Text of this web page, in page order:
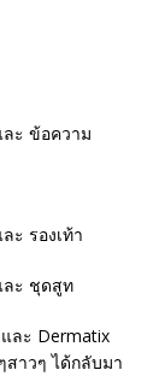
ละ Dermatix
าวๆ ได้กลับมา